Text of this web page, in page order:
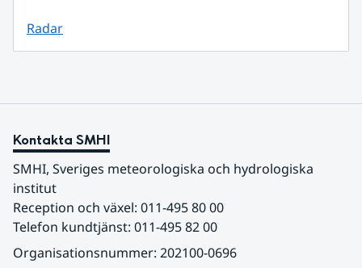
Radar
Kontakta SMHI
SMHI, Sveriges meteorologiska och hydrologiska
institut
Reception och växel: 011-495 80 00
Telefon kundtjänst: 011-495 82 00
Organisationsnummer: 202100-0696